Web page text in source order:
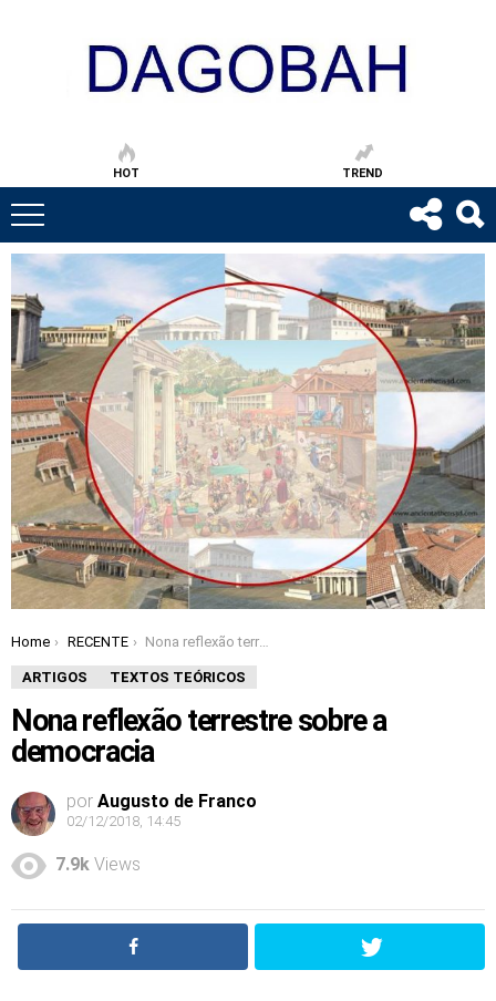
HOT TREND
You are here:
Home RECENTE Nona reflexão terrestre sobre a democracia
ARTIGOS TEXTOS TEÓRICOS
Nona reflexão terrestre sobre a
democracia
por Augusto de Franco
02/12/2018, 14:45
7.9k Views